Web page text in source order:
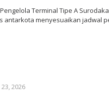
Pengelola Terminal Tipe A
antarkota menyesuaikan jadwal
2026